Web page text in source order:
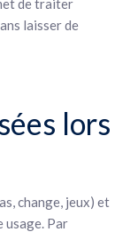
de traiter
laisser de
lors
change, jeux) et
usage. Par